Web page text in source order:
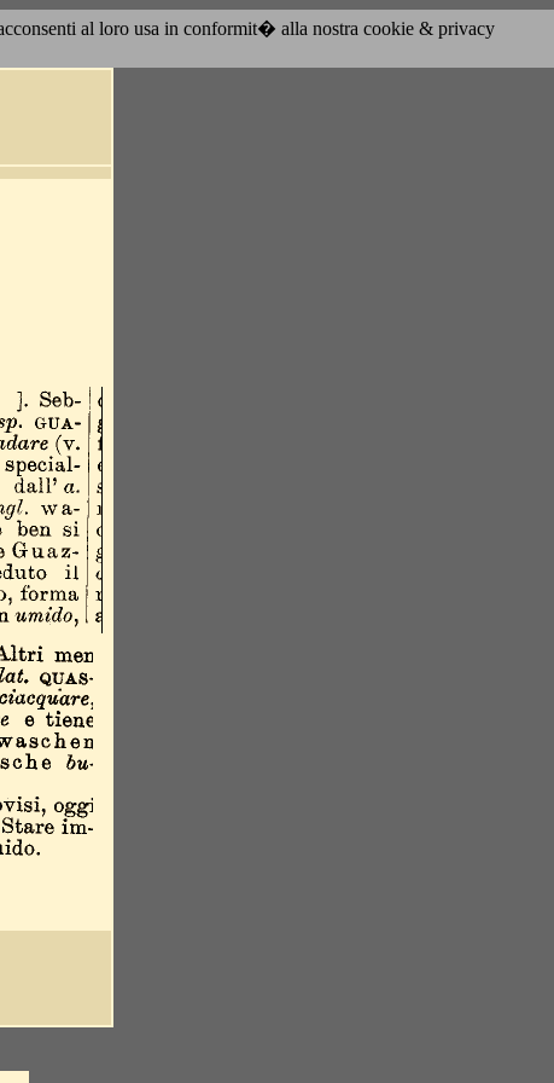
al loro usa in conformit� alla nostra cookie & privacy